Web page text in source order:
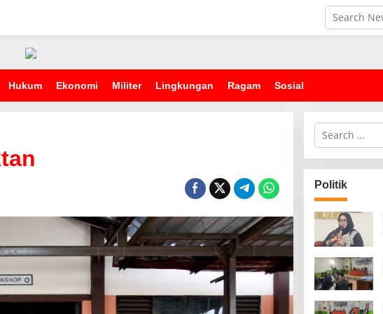
Hukum Ekonomi Militer Lingkungan Ragam Sosial
S
r
c
h
f
o
:
Politik